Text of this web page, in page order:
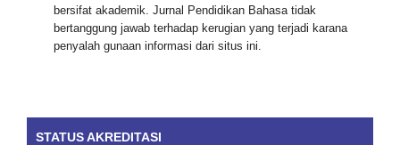
bersifat akademik. Jurnal Pendidikan Bahasa tidak
bertanggung jawab terhadap kerugian yang terjadi karana
penyalah gunaan informasi dari situs ini.
STATUS AKREDITASI